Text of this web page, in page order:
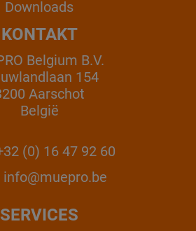
Downloads
KONTAKT
Belgium B.V.
154
Aarschot
België
(0) 16 47 92 60
info@muepro.be
SERVICES